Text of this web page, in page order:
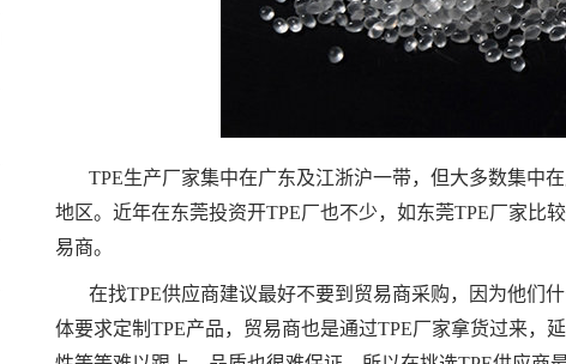
TPE生产厂家集中在广东及江浙沪一带，但大多数集
地区。近年在东莞投资开TPE厂也不少，如东莞TPE厂家比
易商。
在找TPE供应商建议最好不要到贸易商采购，因为他们
体要求定制TPE产品，贸易商也是通过TPE厂家拿货过来，